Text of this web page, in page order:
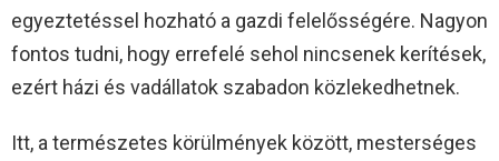
egyeztetéssel hozható a gazdi felelősségére. Nagyon
fontos tudni, hogy errefelé sehol nincsenek kerítések,
ezért házi és vadállatok szabadon közlekedhetnek.
Itt, a természetes körülmények között, mesterséges